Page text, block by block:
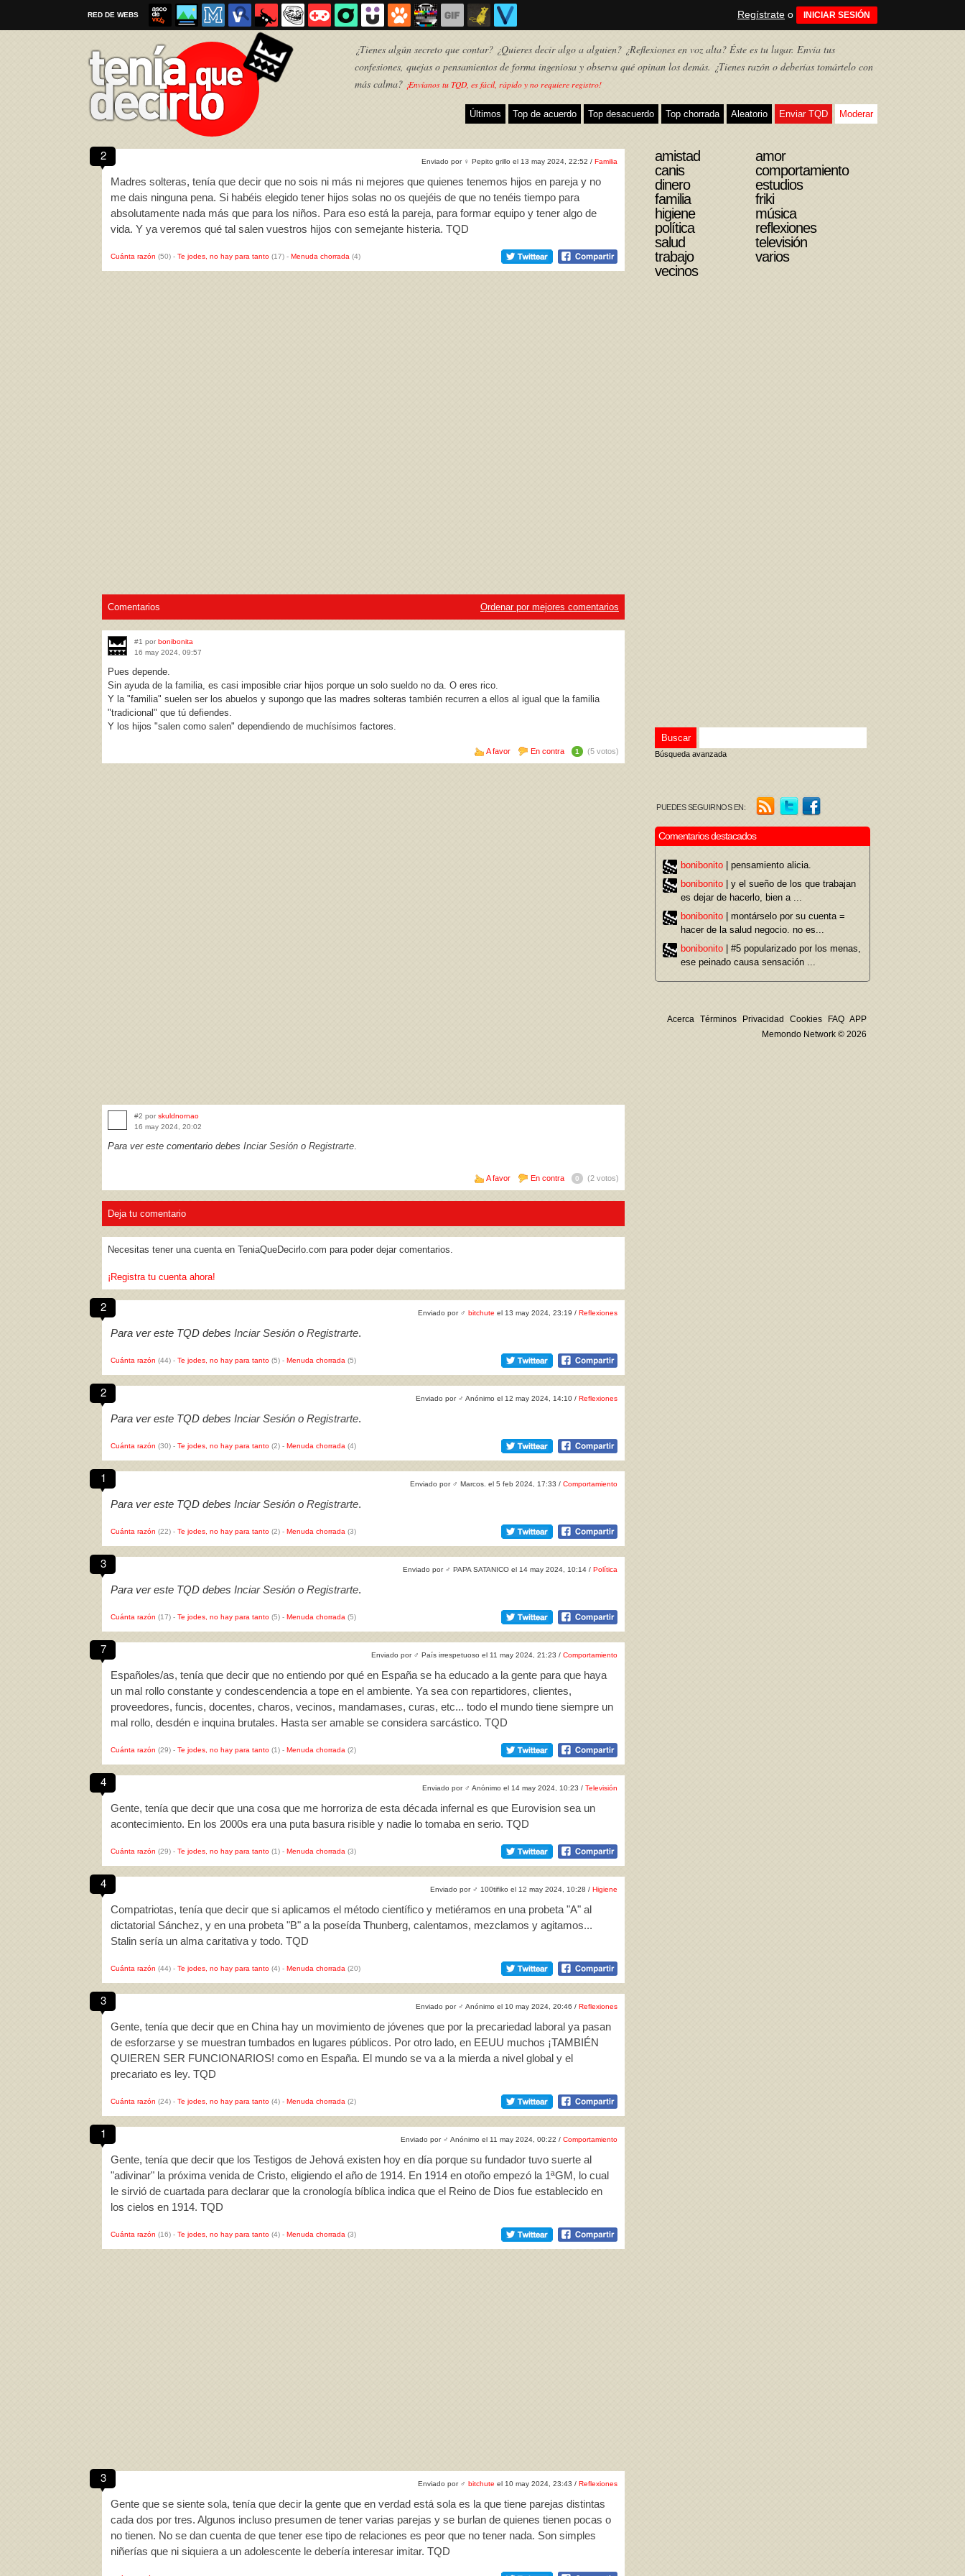
RED DE WEBS Regístrate o INICIAR SESIÓN
¿Tienes algún secreto que contar? ¿Quieres decir algo a alguien? ¿Reflexiones en voz alta? Éste es tu lugar. Envía tus
confesiones, quejas o pensamientos de forma ingeniosa y observa qué opinan los demás. ¿Tienes razón o deberías tomártelo con
más calma? ¡Envíanos tu TQD, es fácil, rápido y no requiere registro!
Últimos Top de acuerdo Top desacuerdo Top chorrada Aleatorio Enviar TQD Moderar
TQD
2 Enviado por ♀ Pepito grillo el 13 may 2024, 22:52 / Familia
Madres solteras, tenía que decir que no sois ni más ni mejores que quienes tenemos hijos en pareja y no
me dais ninguna pena. Si habéis elegido tener hijos solas no os quejéis de que no tenéis tiempo para
absolutamente nada más que para los niños. Para eso está la pareja, para formar equipo y tener algo de
vida. Y ya veremos qué tal salen vuestros hijos con semejante histeria. TQD
Cuánta razón (50) - Te jodes, no hay para tanto (17) - Menuda chorrada (4)
Comentarios Ordenar por mejores comentarios
#1 por bonibonita
16 may 2024, 09:57
Pues depende.
Sin ayuda de la familia, es casi imposible criar hijos porque un solo sueldo no da. O eres rico.
Y la "familia" suelen ser los abuelos y supongo que las madres solteras también recurren a ellos al igual que la familia
"tradicional" que tú defiendes.
Y los hijos "salen como salen" dependiendo de muchísimos factores.
A favor En contra 1 (5 votos)
#2 por skuldnornao
16 may 2024, 20:02
Para ver este comentario debes Inciar Sesión o Registrarte.
A favor En contra 0 (2 votos)
Deja tu comentario
Necesitas tener una cuenta en TeniaQueDecirlo.com para poder dejar comentarios.
¡Registra tu cuenta ahora!
2 Enviado por ♂ bitchute el 13 may 2024, 23:19 / Reflexiones
Para ver este TQD debes Inciar Sesión o Registrarte.
Cuánta razón (44) - Te jodes, no hay para tanto (5) - Menuda chorrada (5)
2 Enviado por ♂ Anónimo el 12 may 2024, 14:10 / Reflexiones
Para ver este TQD debes Inciar Sesión o Registrarte.
Cuánta razón (30) - Te jodes, no hay para tanto (2) - Menuda chorrada (4)
1 Enviado por ♂ Marcos. el 5 feb 2024, 17:33 / Comportamiento
Para ver este TQD debes Inciar Sesión o Registrarte.
Cuánta razón (22) - Te jodes, no hay para tanto (2) - Menuda chorrada (3)
3 Enviado por ♂ PAPA SATANICO el 14 may 2024, 10:14 / Política
Para ver este TQD debes Inciar Sesión o Registrarte.
Cuánta razón (17) - Te jodes, no hay para tanto (5) - Menuda chorrada (5)
7 Enviado por ♂ País irrespetuoso el 11 may 2024, 21:23 / Comportamiento
Españoles/as, tenía que decir que no entiendo por qué en España se ha educado a la gente para que haya
un mal rollo constante y condescendencia a tope en el ambiente. Ya sea con repartidores, clientes,
proveedores, funcis, docentes, charos, vecinos, mandamases, curas, etc... todo el mundo tiene siempre un
mal rollo, desdén e inquina brutales. Hasta ser amable se considera sarcástico. TQD
Cuánta razón (29) - Te jodes, no hay para tanto (1) - Menuda chorrada (2)
4 Enviado por ♂ Anónimo el 14 may 2024, 10:23 / Televisión
Gente, tenía que decir que una cosa que me horroriza de esta década infernal es que Eurovision sea un
acontecimiento. En los 2000s era una puta basura risible y nadie lo tomaba en serio. TQD
Cuánta razón (29) - Te jodes, no hay para tanto (1) - Menuda chorrada (3)
4 Enviado por ♂ 100tifiko el 12 may 2024, 10:28 / Higiene
Compatriotas, tenía que decir que si aplicamos el método científico y metiéramos en una probeta "A" al
dictatorial Sánchez, y en una probeta "B" a la poseída Thunberg, calentamos, mezclamos y agitamos...
Stalin sería un alma caritativa y todo. TQD
Cuánta razón (44) - Te jodes, no hay para tanto (4) - Menuda chorrada (20)
3 Enviado por ♂ Anónimo el 10 may 2024, 20:46 / Reflexiones
Gente, tenía que decir que en China hay un movimiento de jóvenes que por la precariedad laboral ya pasan
de esforzarse y se muestran tumbados en lugares públicos. Por otro lado, en EEUU muchos ¡TAMBIÉN
QUIEREN SER FUNCIONARIOS! como en España. El mundo se va a la mierda a nivel global y el
precariato es ley. TQD
Cuánta razón (24) - Te jodes, no hay para tanto (4) - Menuda chorrada (2)
1 Enviado por ♂ Anónimo el 11 may 2024, 00:22 / Comportamiento
Gente, tenía que decir que los Testigos de Jehová existen hoy en día porque su fundador tuvo suerte al
"adivinar" la próxima venida de Cristo, eligiendo el año de 1914. En 1914 en otoño empezó la 1ªGM, lo cual
le sirvió de cuartada para declarar que la cronología bíblica indica que el Reino de Dios fue establecido en
los cielos en 1914. TQD
Cuánta razón (16) - Te jodes, no hay para tanto (4) - Menuda chorrada (3)
3 Enviado por ♂ bitchute el 10 may 2024, 23:43 / Reflexiones
Gente que se siente sola, tenía que decir la gente que en verdad está sola es la que tiene parejas distintas
cada dos por tres. Algunos incluso presumen de tener varias parejas y se burlan de quienes tienen pocas o
no tienen. No se dan cuenta de que tener ese tipo de relaciones es peor que no tener nada. Son simples
niñerías que ni siquiera a un adolescente le debería interesar imitar. TQD
amistad
amor
canis
comportamiento
dinero
estudios
familia
friki
higiene
música
política
reflexiones
salud
televisión
trabajo
varios
vecinos
Búsqueda avanzada
PUEDES SEGUIRNOS EN:
Comentarios destacados
bonibonito | pensamiento alicia.
bonibonito | y el sueño de los que trabajan
es dejar de hacerlo, bien a ...
bonibonito | montárselo por su cuenta =
hacer de la salud negocio. no es...
bonibonito | #5 popularizado por los menas,
ese peinado causa sensación ...
Acerca Términos Privacidad Cookies FAQ APP
Memondo Network © 2026